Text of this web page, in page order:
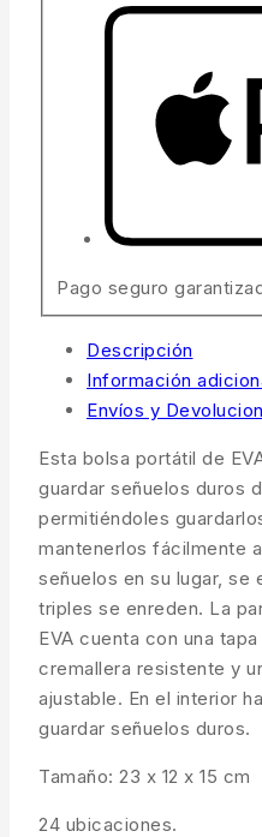
Pago seguro
Descripción
Información
Envíos y
Esta bolsa portátil de
guardar señuelos duros
permitiéndoles
mantenerlos fácilmente
señuelos en su lugar, se
triples se enreden. La
EVA cuenta con una
cremallera resistente y
ajustable. En el interior
guardar señuelos duros.
Tamaño: 23 x 12 x 15 cm
24 ubicaciones.